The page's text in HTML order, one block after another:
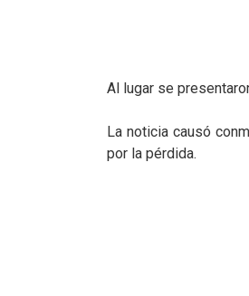
Al lugar se
La noticia causó
por la pérdida.